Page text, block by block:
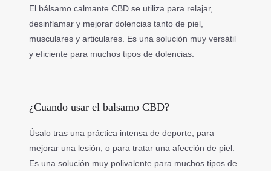
e
s
El bálsamo calmante CBD se utiliza para relajar,
desinflamar y mejorar dolencias tanto de piel,
musculares y articulares. Es una solución muy versátil
y eficiente para muchos tipos de dolencias.
¿Cuando usar el balsamo CBD?
Úsalo tras una práctica intensa de deporte, para
mejorar una lesión, o para tratar una afección de piel.
Es una solución muy polivalente para muchos tipos de